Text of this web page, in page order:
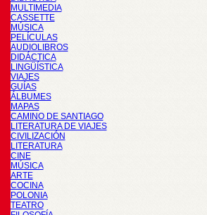
MULTIMEDIA
CASSETTE
MÚSICA
PELÍCULAS
AUDIOLIBROS
DIDÁCTICA
LINGÜÍSTICA
VIAJES
GUÍAS
ÁLBUMES
MAPAS
CAMINO DE SANTIAGO
LITERATURA DE VIAJES
CIVILIZACIÓN
LITERATURA
CINE
MÚSICA
ARTE
COCINA
POLONIA
TEATRO